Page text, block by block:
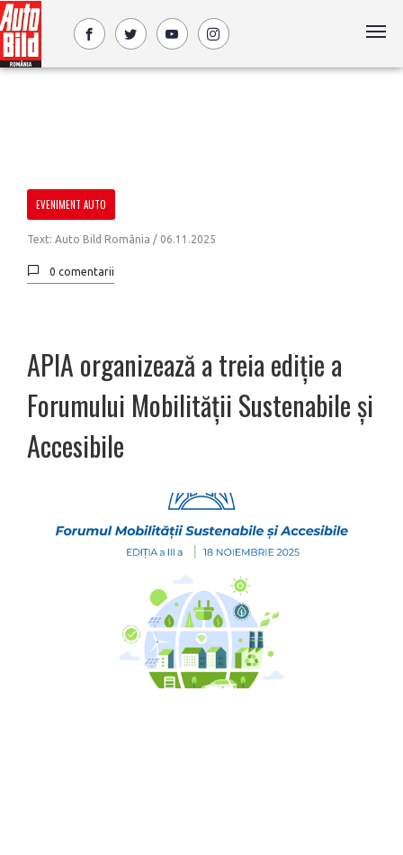
EVENIMENT AUTO
Text: Auto Bild România / 06.11.2025
0 comentarii
APIA organizează a treia ediție a
Forumului Mobilității Sustenabile și
Accesibile